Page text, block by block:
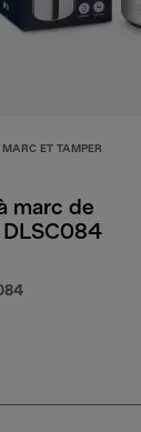
MARC ET TAMPER
marc de